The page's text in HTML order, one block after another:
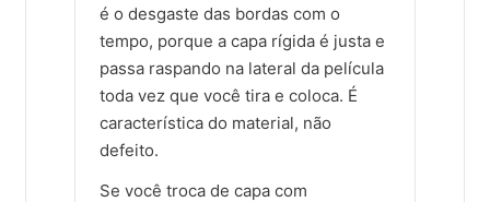
é o desgaste das bordas com o
tempo, porque a capa rígida é justa e
passa raspando na lateral da película
toda vez que você tira e coloca. É
característica do material, não
defeito.
Se você troca de capa com